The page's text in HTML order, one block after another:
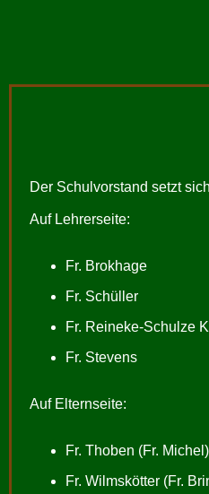
Der Schulvorstand setzt
Auf Lehrerseite:
Fr. Brokhage
Fr. Schüller
Fr. Reineke-Schulze
Fr. Stevens
Auf Elternseite:
Fr. Thoben (Fr. Michel)
Fr. Wilmskötter (Fr.